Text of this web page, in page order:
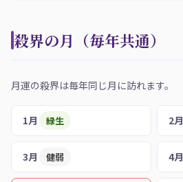
殺界の月（毎年共通）
月運の殺界は毎年同じ月に訪れます。
1月 緑生 2月
3月 健弱 4月